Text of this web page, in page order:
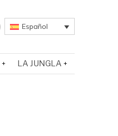
Español
LA JUNGLA